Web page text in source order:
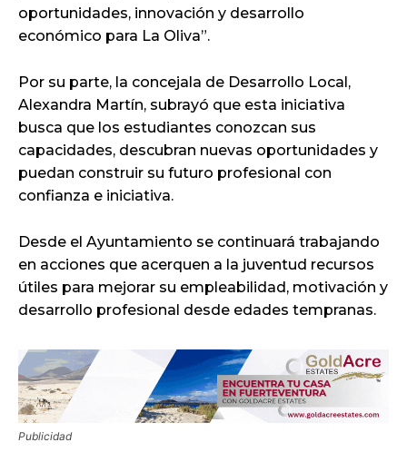
oportunidades, innovación y desarrollo
económico para La Oliva”.
Por su parte, la concejala de Desarrollo Local,
Alexandra Martín, subrayó que esta iniciativa
busca que los estudiantes conozcan sus
capacidades, descubran nuevas oportunidades y
puedan construir su futuro profesional con
confianza e iniciativa.
Desde el Ayuntamiento se continuará trabajando
en acciones que acerquen a la juventud recursos
útiles para mejorar su empleabilidad, motivación y
desarrollo profesional desde edades tempranas.
Publicidad